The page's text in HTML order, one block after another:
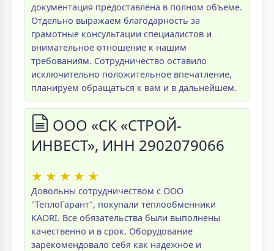
документация предоставлена в полном объеме.
Отдельно выражаем благодарность за
грамотные консультации специалистов и
внимательное отношение к нашим
требованиям. Сотрудничество оставило
исключительно положительное впечатление,
планируем обращаться к вам и в дальнейшем.
ООО «СК «СТРОЙ-
ИНВЕСТ», ИНН 2902079066
★ ★ ★ ★ ★
Довольны сотрудничеством с ООО
"ТеплоГарант", покупали теплообменники
KAORI. Все обязательства были выполнены
качественно и в срок. Оборудование
зарекомендовало себя как надежное и